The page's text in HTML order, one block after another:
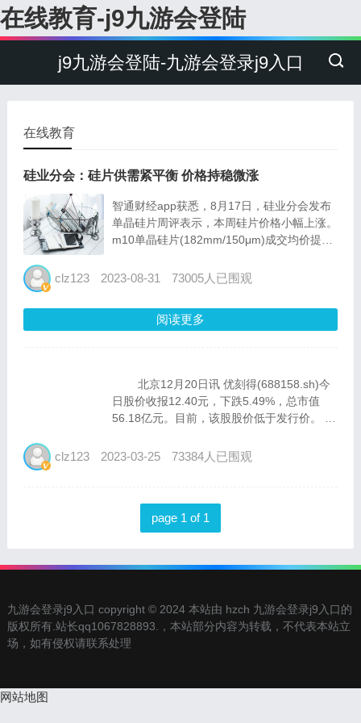
在线教育-j9九游会登陆
j9九游会登陆-九游会登录j9入口
在线教育
硅业分会：硅片供需紧平衡 价格持稳微涨
智通财经app获悉，8月17日，硅业分会发布
单晶硅片周评表示，本周硅片价格小幅上涨。
m10单晶硅片(182mm/150μm)成交均价提升
片(182mm/130μm)成交均价提升至3.26元/
clz123 2023-08-31 73005人已围观
阅读更多
北京12月20日讯 优刻得(688158.sh)今
日股价收报12.40元，下跌5.49%，总市值
56.18亿元。目前，该股股价低于发行价。
上市，发行价格为33.23元/...
clz123 2023-03-25 73384人已围观
page 1 of 1
九游会登录j9入口 copyright © 2024 本站由 hzch 九游会登录j9入口的
版权所有.站长qq1067828893.，本站部分内容为转载，不代表本站立
场，如有侵权请联系处理
网站地图